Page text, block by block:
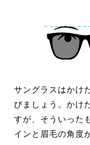
サングラスはかけ
びましょう。かけ
すが、そういった
インと眉毛の角度